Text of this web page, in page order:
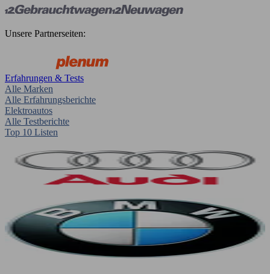
Unsere Partnerseiten:
Erfahrungen & Tests
Alle Marken
Alle Erfahrungsberichte
Elektroautos
Alle Testberichte
Top 10 Listen